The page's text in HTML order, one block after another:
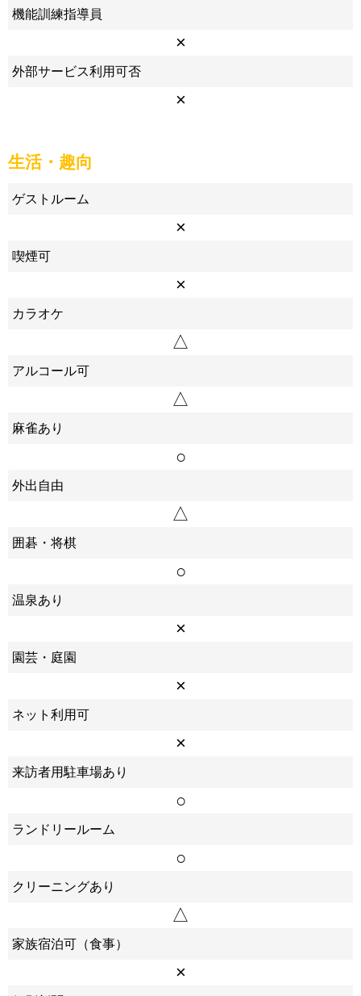
機能訓練指導員
×
外部サービス利用可否
×
生活・趣向
ゲストルーム
×
喫煙可
×
カラオケ
△
アルコール可
△
麻雀あり
○
外出自由
△
囲碁・将棋
○
温泉あり
×
園芸・庭園
×
ネット利用可
×
来訪者用駐車場あり
○
ランドリールーム
○
クリーニングあり
△
家族宿泊可（食事）
×